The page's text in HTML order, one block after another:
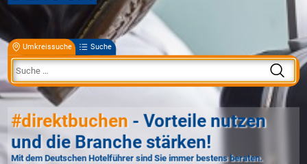
Umkreissuche Suche
#direktbuchen - Vorteile nutzen
und die Branche stärken!
Mit dem Deutschen Hotelführer sind Sie immer bestens beraten.